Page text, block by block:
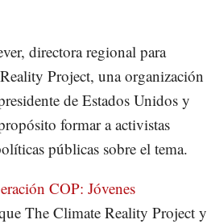
directora regional para
Project, una organización
de Estados Unidos y
formar a activistas
públicas sobre el tema.
COP: Jóvenes
The Climate Reality Project y